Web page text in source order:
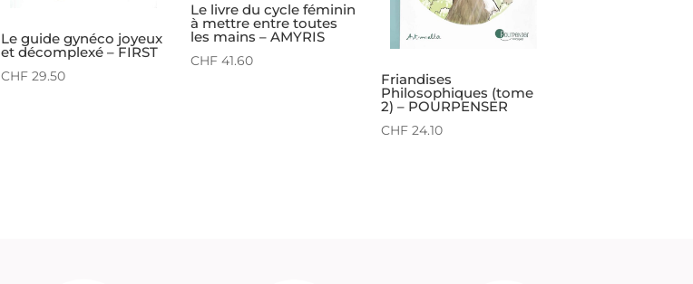
Le guide gynéco joyeux
et décomplexé – FIRST
CHF29.50
Le livre du cycle féminin
à mettre entre toutes
les mains – AMYRIS
CHF 41.60
Friandises
Philosophiques (tome
2) – POURPENSER
CHF24.10